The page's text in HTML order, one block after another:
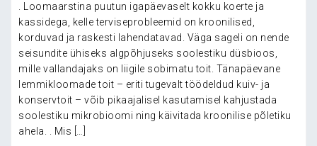
. Loomaarstina puutun igapäevaselt kokku koerte ja
kassidega, kelle terviseprobleemid on kroonilised,
korduvad ja raskesti lahendatavad. Väga sageli on nende
seisundite ühiseks algpõhjuseks soolestiku düsbioos,
mille vallandajaks on liigile sobimatu toit. Tänapäevane
lemmikloomade toit – eriti tugevalt töödeldud kuiv- ja
konservtoit – võib pikaajalisel kasutamisel kahjustada
soolestiku mikrobioomi ning käivitada kroonilise põletiku
ahela. . Mis […]